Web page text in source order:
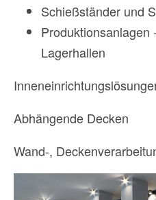
Schießständer und
Produktionsanlagen
Lagerhallen
Abhängende Decken
Wand-,